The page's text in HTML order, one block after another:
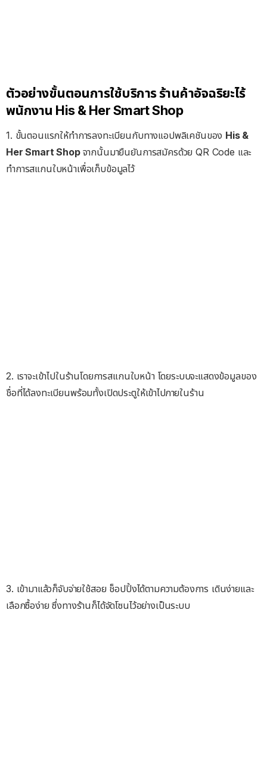
ตัวอย่างขั้นตอนการใช้บริการ ร้านค้าอัจฉริยะไร้
พนักงาน His & Her Smart Shop
1. ขั้นตอนแรกให้ทำการลงทะเบียนกับทางแอปพลิเคชันของ His &
Her Smart Shop จากนั้นมายืนยันการสมัครด้วย QR Code และ
ทำการสแกนใบหน้าเพื่อเก็บข้อมูลไว้
2. เราจะเข้าไปในร้านโดยการสแกนใบหน้า โดยระบบจะแสดงข้อมูลของ
ชื่อที่ได้ลงทะเบียนพร้อมทั้งเปิดประตูให้เข้าไปภายในร้าน
3. เข้ามาแล้วก็จับจ่ายใช้สอย ช็อปปิ้งได้ตามความต้องการ เดินง่ายและ
เลือกซื้อง่าย ซึ่งทางร้านก็ได้จัดโซนไว้อย่างเป็นระบบ